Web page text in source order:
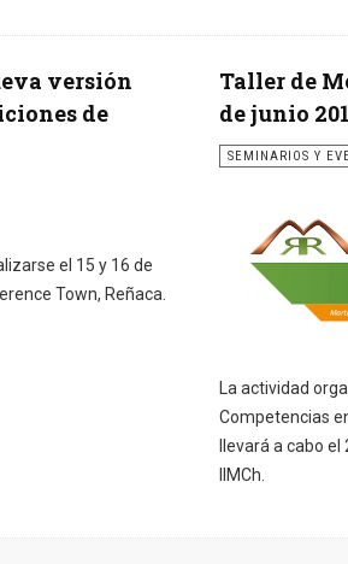
versión
de
el 15 y 16 de
Town, Reñaca.
Taller de
de junio
SEMINARIOS Y
La actividad
Competencias
llevará a cabo el
IIMCh.